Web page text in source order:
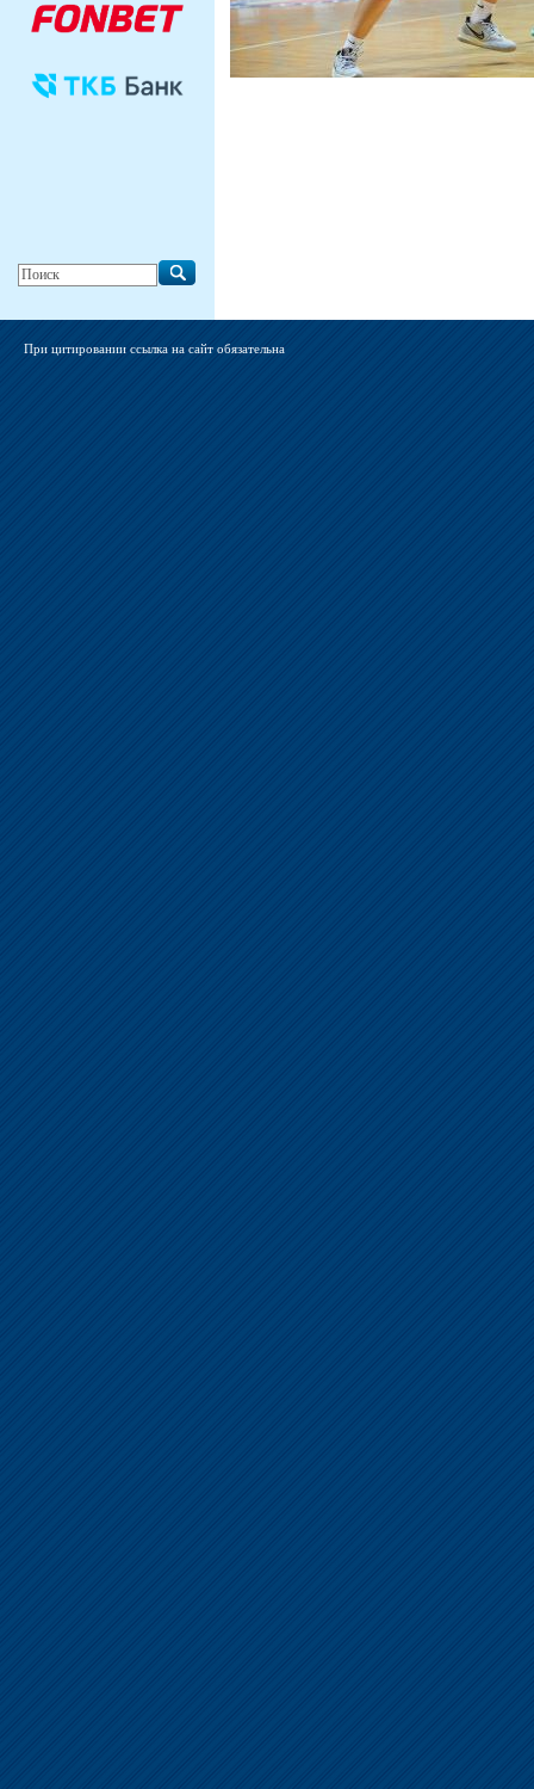
При цитировании ссылка на сайт обязательна